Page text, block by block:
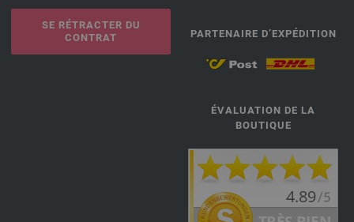
SE RÉTRACTER DU
CONTRAT
PARTENAIRE D’EXPÉDITION
ÉVALUATION DE LA
BOUTIQUE